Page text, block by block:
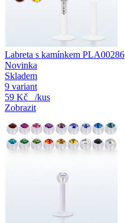
Labreta s kamínkem PLA00286
Novinka
Skladem
9 variant
59 Kč
/kus
Zobrazit